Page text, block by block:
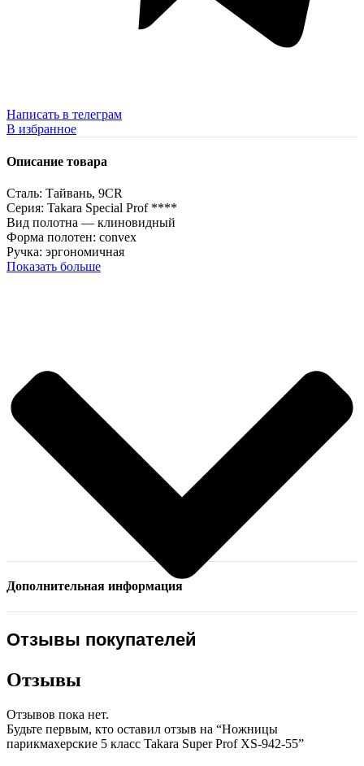
Написать в телеграм
В избранное
Описание товара
Сталь: Тайвань, 9CR
Серия: Takara Special Prof ****
Вид полотна — клиновидный
Форма полотен: convex
Ручка: эргономичная
Показать больше
Дополнительная информация
Отзывы покупателей
Отзывы
Отзывов пока нет.
Будьте первым, кто оставил отзыв на “Ножницы
парикмахерские 5 класс Takara Super Prof XS-942-55”